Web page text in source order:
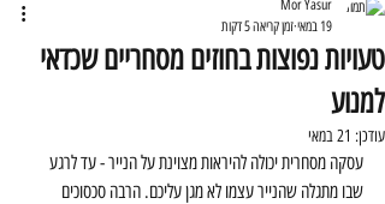
טעויות נפוצות בחוזים מסחריים שכדאי
למנוע
Mor Yasur
19 במאי
זמן קריאה 5 דקות
עודכן: 21 במאי
עסקה מסחרית יכולה להיראות מצוינת על הנייר - עד לרגע
שבו מתגלה שהנייר עצמו לא מגן עליכם. הרבה סכסוכים